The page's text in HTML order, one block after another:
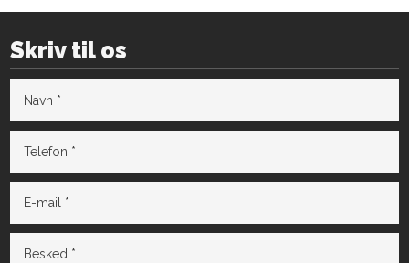
Skriv til os